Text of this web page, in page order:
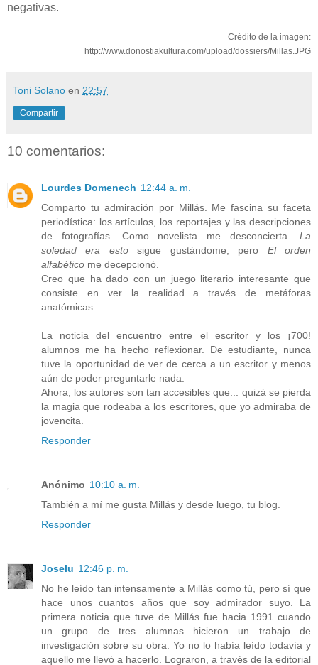
negativas.
Crédito de la imagen:
http://www.donostiakultura.com/upload/dossiers/Millas.JPG
Toni Solano en 22:57
Compartir
10 comentarios:
Lourdes Domenech 12:44 a. m.
Comparto tu admiración por Millás. Me fascina su faceta
periodística: los artículos, los reportajes y las descripciones
de fotografías. Como novelista me desconcierta. La
soledad era estosigue gustándome, pero El orden
alfabético me decepcionó.
Creo que ha dado con un juego literario interesante que
consiste en ver la realidad a través de metáforas
anatómicas.
La noticia del encuentro entre el escritor y los ¡700!
alumnos me ha hecho reflexionar. De estudiante, nunca
tuve la oportunidad de ver de cerca a un escritor y menos
aún de poder preguntarle nada.
Ahora, los autores son tan accesibles que... quizá se pierda
la magia que rodeaba a los escritores, que yo admiraba de
jovencita.
Responder
Anónimo 10:10 a. m.
También a mí me gusta Millás y desde luego, tu blog.
Responder
Joselu 12:46 p. m.
No he leído tan intensamente a Millás como tú, pero sí que
hace unos cuantos años que soy admirador suyo. La
primera noticia que tuve de Millás fue hacia 1991 cuando
un grupo de tres alumnas hicieron un trabajo de
investigación sobre su obra. Yo no lo había leído todavía y
aquello me llevó a hacerlo. Lograron, a través de la editorial